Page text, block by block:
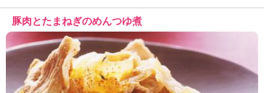
豚肉とたまねぎのめんつゆ煮